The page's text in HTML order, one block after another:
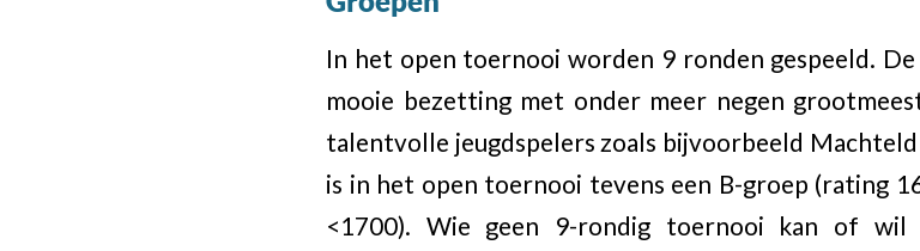
In het open toernooi worden 9 ronden gespeeld.
mooie bezetting met onder meer negen
talentvolle jeugdspelers zoals bijvoorbeeld
is in het open toernooi tevens een B-groep (rating
<1700). Wie geen 9-rondig toernooi kan of wil